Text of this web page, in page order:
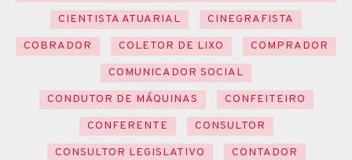
CIENTISTA ATUARIAL
CINEGRAFISTA
COBRADOR
COLETOR DE LIXO
COMPRADOR
COMUNICADOR SOCIAL
CONDUTOR DE MÁQUINAS
CONFEITEIRO
CONFERENTE
CONSULTOR
CONSULTOR LEGISLATIVO
CONTADOR